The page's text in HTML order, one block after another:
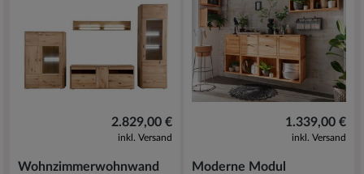
2.829,00 €
inkl. Versand
Wohnzimmerwohnwand
1.339,00 €
inkl. Versand
Moderne Modul